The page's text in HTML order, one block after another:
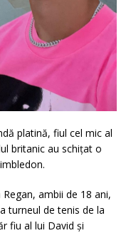
platină, fiul cel mic al
britanic au schițat o
ambii de 18 ani,
turneul de tenis de la
fiu al lui David și